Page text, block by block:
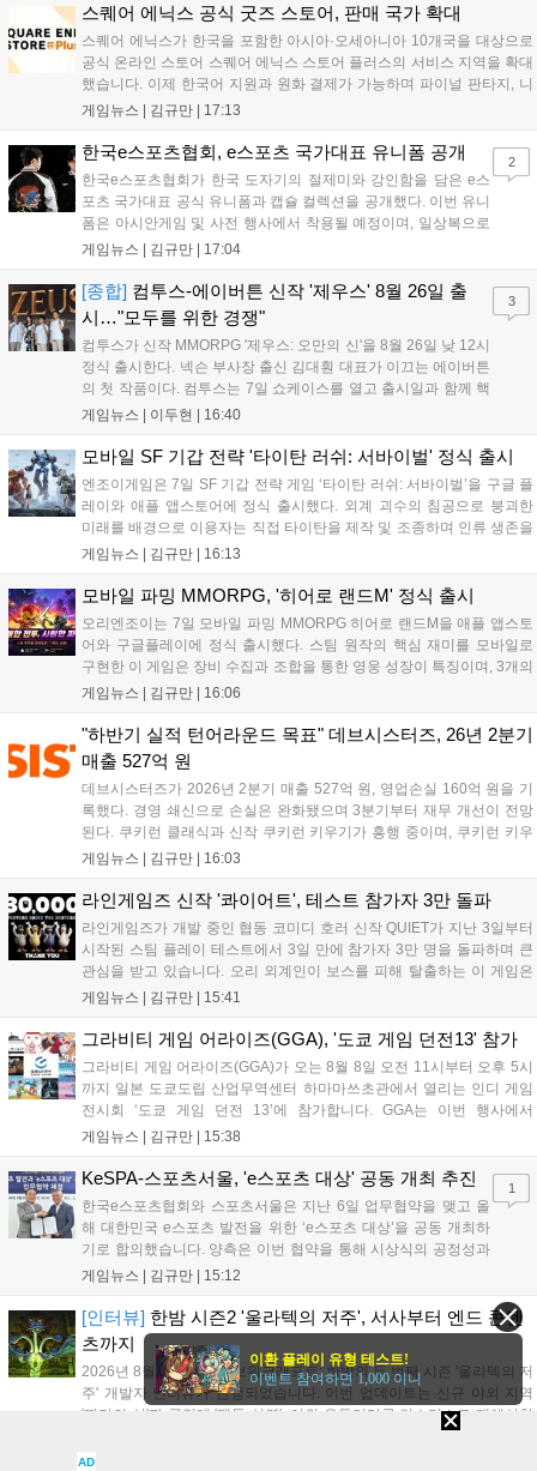
세한 정보는 공식 커뮤니티에서 확인 가능하다....
스퀘어 에닉스 공식 굿즈 스토어, 판매 국가 확대
스퀘어 에닉스가 한국을 포함한 아시아·오세아니아 10개국을 대상으로
공식 온라인 스토어 스퀘어 에닉스 스토어 플러스의 서비스 지역을 확대
했습니다. 이제 한국어 지원과 원화 결제가 가능하며 파이널 판타지, 니
어 등 주요 게임의 피규어, 굿즈를 구매할 수 있습니다. 신상품이 순차적
용 가능합니다....
게임뉴스 | 김규만 17:13
한국e스포츠협회, e스포츠 국가대표 유니폼 공개
한국e스포츠협회가 한국 도자기의 절제미와 강인함을 담은 e스
포츠 국가대표 공식 유니폼과 캡슐 컬렉션을 공개했다. 이번 유니
폼은 아시안게임 및 사전 행사에서 착용될 예정이며, 일상복으로
구성된 컬렉션은 오는 8월 28일부터 골스튜디오 공식 홈페이지
서는 대회 규정에 따라 별도의 유니폼을 착용할 계획이다....
게임뉴스 | 김규만 17:04
2
[종합] 컴투스-에이버튼 신작 '제우스' 8월 26일 출
시…"모두를 위한 경쟁"
컴투스가 신작 MMORPG '제우스: 오만의 신'을 8월 26일 낮 12시
정식 출시한다. 넥슨 부사장 출신 김대훤 대표가 이끄는 에이버튼
의 첫 작품이다. 컴투스는 7일 쇼케이스를 열고 출시일과 함께 핵
심 콘텐츠, 유료화 정책, 운영 방향을 공개했다. 캐릭터명 선점은
의 오만으로 균열이...
게임뉴스 | 이두현 16:40
3
모바일 SF 기갑 전략 '타이탄 러쉬: 서바이벌' 정식 출시
엔조이게임은 7일 SF 기갑 전략 게임 ‘타이탄 러쉬: 서바이벌’을 구글 플
레이와 애플 앱스토어에 정식 출시했다. 외계 괴수의 침공으로 붕괴한
미래를 배경으로 이용자는 직접 타이탄을 제작 및 조종하며 인류 생존을
위한 전투를 펼친다. 지휘관 모집, 피난처 운영, 연맹 협동 콘텐츠가 특징
지원 보상을 제공한다. 상세 내용은 공식 커뮤니티에서 확인 가능하다....
게임뉴스 | 김규만 16:13
모바일 파밍 MMORPG, '히어로 랜드M' 정식 출시
오리엔조이는 7일 모바일 파밍 MMORPG 히어로 랜드M을 애플 앱스토
어와 구글플레이에 정식 출시했다. 스팀 원작의 핵심 재미를 모바일로
구현한 이 게임은 장비 수집과 조합을 통한 영웅 성장이 특징이며, 3개의
무기 스킬을 활용한 전략적 전투와 길드전 등 다양한 콘텐츠를 제공한
혜택을 지급하며, 상세 내용은 공식 라운지에서 확인할 수 있다. 이용자
는 게임 접속 및 주요 콘텐츠 플레이를 통해 성장을 지원받을 수 있다....
게임뉴스 | 김규만 16:06
"하반기 실적 턴어라운드 목표" 데브시스터즈, 26년 2분기
매출 527억 원
데브시스터즈가 2026년 2분기 매출 527억 원, 영업손실 160억 원을 기
록했다. 경영 쇄신으로 손실은 완화됐으며 3분기부터 재무 개선이 전망
된다. 쿠키런 클래식과 신작 쿠키런 키우기가 흥행 중이며, 쿠키런 키우
기는 13일 첫 업데이트를 시작으로 2주 간격의 콘텐츠를 제공한다. 또한
이다. 회사는 비용 효율화와 신작 흥행을 통해 하반기 실적 턴어라운드
를 이끌 방침이다....
게임뉴스 | 김규만 16:03
라인게임즈 신작 '콰이어트', 테스트 참가자 3만 돌파
라인게임즈가 개발 중인 협동 코미디 호러 신작 QUIET가 지난 3일부터
시작된 스팀 플레이 테스트에서 3일 만에 참가자 3만 명을 돌파하며 큰
관심을 받고 있습니다. 오리 외계인이 보스를 피해 탈출하는 이 게임은
최대 4인 협동을 지원하며, 소음 관리와 물리 법칙을 활용한 전략적 플레
을 개선 중이며, 상세 정보는 스팀 페이지에서 확인 가능합니다....
게임뉴스 | 김규만 15:41
그라비티 게임 어라이즈(GGA), '도쿄 게임 던전13' 참가
그라비티 게임 어라이즈(GGA)가 오는 8월 8일 오전 11시부터 오후 5시
까지 일본 도쿄도립 산업무역센터 하마마쓰초관에서 열리는 인디 게임
전시회 ‘도쿄 게임 던전 13’에 참가합니다. GGA는 이번 행사에서
‘JALECO ARCADE COLLECTION’ 시리즈의 미공개 작품 12종을 최초
입니다. 시연 참여 관람객에게는 선착순으로 특별 굿즈를 증정하며, 인
디 게임 생태계 활성화와 신규 타이틀 반응 확인을 목표로 합니다....
게임뉴스 | 김규만 15:38
KeSPA-스포츠서울, 'e스포츠 대상' 공동 개최 추진
한국e스포츠협회와 스포츠서울은 지난 6일 업무협약을 맺고 올
해 대한민국 e스포츠 발전을 위한 ‘e스포츠 대상’을 공동 개최하
기로 합의했습니다. 양측은 이번 협약을 통해 시상식의 공정성과
전문성을 강화하고 MZ세대를 겨냥한 미디어 영향력을 확대해 e
김영만 회장은 10년 만에 재추진되는 이번 시상식이 e스포츠의
성과와 가치를 널리 알리는 권위 있는 행사가 되도록 노력하겠다
고 밝혔습니다....
게임뉴스 | 김규만 15:12
1
[인터뷰] 한밤 시즌2 '울라텍의 저주', 서사부터 엔드 콘텐
츠까지
2026년 8월 7일, 월드오브워크래프트: 한밤의 두 번째 시즌 '울라텍의 저
주' 개발자 인터뷰가 진행되었습니다. 이번 업데이트는 신규 야외 지역
'똬리의 섬'과 공격대 '맹독 심연', 야외 우두머리를 인스턴스로 재해석한
션, 공격대 보상 강화 등을 예고하며, 한국 팬들의 열정적인 성원에 감사
AD
이환 플레이 유형 테스트!
이벤트 참여하면 1,000 이니